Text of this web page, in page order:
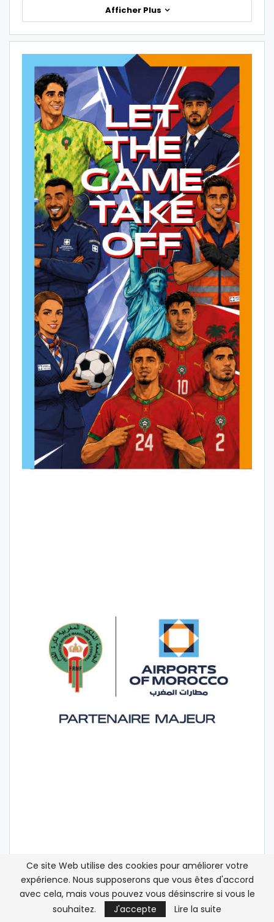
Afficher Plus
Ce site Web utilise des cookies pour améliorer votre
expérience. Nous supposerons que vous êtes d'accord
avec cela, mais vous pouvez vous désinscrire si vous le
souhaitez.
J'accepte Lire la suite